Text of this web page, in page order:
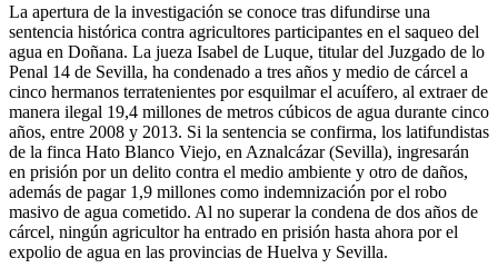
La apertura de la investigación se conoce tras difundirse una
sentencia histórica contra agricultores participantes en el saqueo del
agua en Doñana. La jueza Isabel de Luque, titular del Juzgado de lo
Penal 14 de Sevilla, ha condenado a tres años y medio de cárcel a
cinco hermanos terratenientes por esquilmar el acuífero, al extraer de
manera ilegal 19,4 millones de metros cúbicos de agua durante cinco
años, entre 2008 y 2013. Si la sentencia se confirma, los latifundistas
de la finca Hato Blanco Viejo, en Aznalcázar (Sevilla), ingresarán
en prisión por un delito contra el medio ambiente y otro de daños,
además de pagar 1,9 millones como indemnización por el robo
masivo de agua cometido. Al no superar la condena de dos años de
cárcel, ningún agricultor ha entrado en prisión hasta ahora por el
expolio de agua en las provincias de Huelva y Sevilla.